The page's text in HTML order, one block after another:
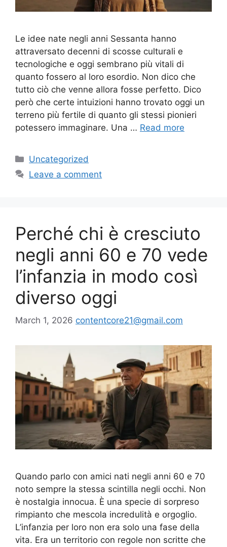
Le idee nate negli anni Sessanta hanno
attraversato decenni di scosse culturali e
tecnologiche e oggi sembrano più vitali di
quanto fossero al loro esordio. Non dico che
tutto ciò che venne allora fosse perfetto. Dico
però che certe intuizioni hanno trovato oggi un
terreno più fertile di quanto gli stessi pionieri
potessero immaginare. Una … Read more
Categories
Uncategorized
Leave a comment
Perché chi è cresciuto
negli anni 60 e 70 vede
l’infanzia in modo così
diverso oggi
March 1, 2026 contentcore21@gmail.com
Quando parlo con amici nati negli anni 60 e 70
noto sempre la stessa scintilla negli occhi. Non
è nostalgia innocua. È una specie di sorpreso
rimpianto che mescola incredulità e orgoglio.
L’infanzia per loro non era solo una fase della
vita. Era un territorio con regole non scritte che